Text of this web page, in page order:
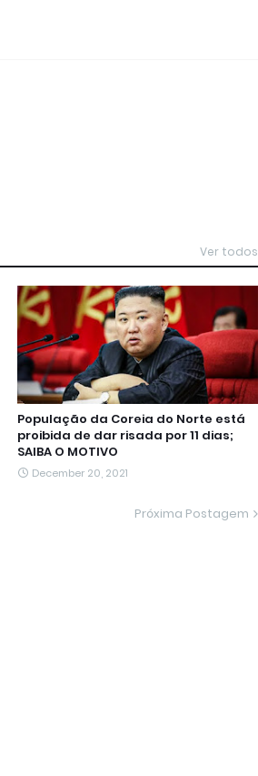
Ver todos
População da Coreia do Norte está
proibida de dar risada por 11 dias;
SAIBA O MOTIVO
December 20, 2021
Próxima Postagem